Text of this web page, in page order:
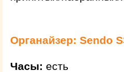
Органайзер: Sendo
Часы: есть